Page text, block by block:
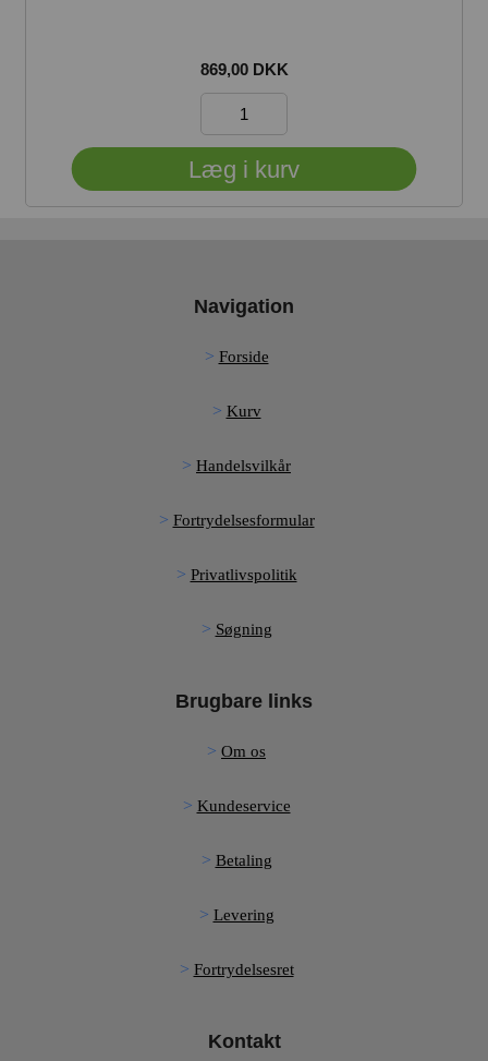
869,00 DKK
Navigation
Forside
Kurv
Handelsvilkår
Fortrydelsesformular
Privatlivspolitik
Søgning
Brugbare links
Om os
Kundeservice
Betaling
Levering
Fortrydelsesret
Kontakt